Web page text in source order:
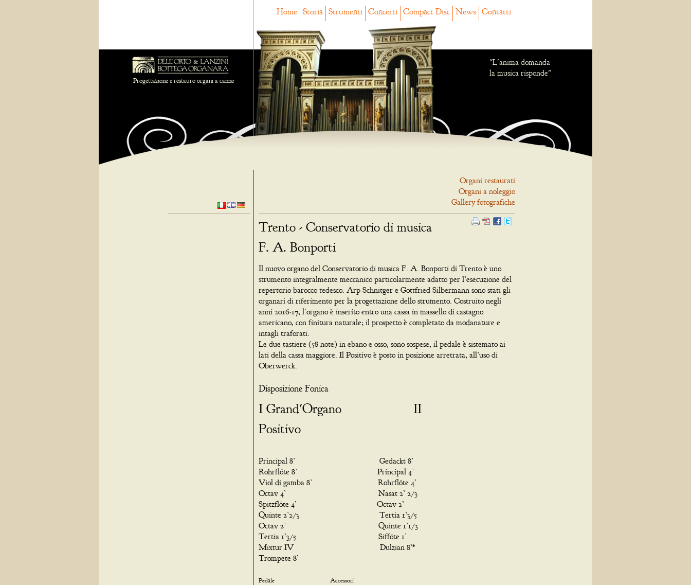
Home Storia Strumenti Concerti Compact Disc News Contatti
Progettazione e restauro organi a canne
"L'anima domanda
la musica risponde"
Organi restaurati
Organi a noleggio
Gallery fotografiche
Trento - Conservatorio di musica
F. A. Bonporti
Il nuovo organo del Conservatorio di musica F. A. Bonporti di Trento è uno
strumento integralmente meccanico particolarmente adatto per l’esecuzione del
repertorio barocco tedesco. Arp Schnitger e Gottfried Silbermann sono stati gli
organari di riferimento per la progettazione dello strumento. Costruito negli
anni 2016-17, l’organo è inserito entro una cassa in massello di castagno
americano, con finitura naturale; il prospetto è completato da modanature e
intagli traforati.
Le due tastiere (58 note) in ebano e osso, sono sospese, il pedale è sistemato ai
lati della cassa maggiore. Il Positivo è posto in posizione arretrata, all’uso di
Oberwerck.
Disposizione Fonica
I Grand'Organo II
Positivo
Principal 8’ Gedackt 8’
Rohrflöte 8’ Principal 4’
Viol di gamba 8’ Rohrflöte 4’
Octav 4’ Nasat 2’ 2/3
Spitzflöte 4’ Octav 2’
Quinte 2’2/3 Tertia 1’3/5
Octav 2’ Quinte 1’1/3
Tertia 1’3/5 Sifföte 1’
Mixtur IV Dulzian 8’*
Trompete 8’
Pedale Accessori